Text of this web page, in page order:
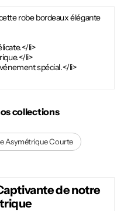
robe bordeaux élégante
li>
li>
spécial.</li>
collections
Asymétrique Courte
de notre